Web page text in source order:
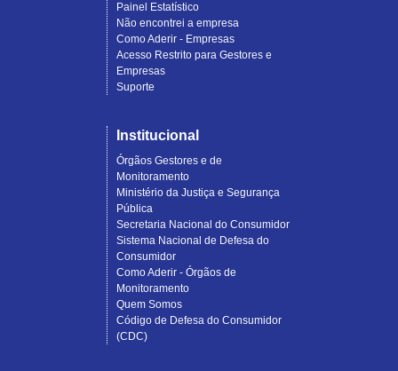
Painel Estatístico
Não encontrei a empresa
Como Aderir - Empresas
Acesso Restrito para Gestores e
Empresas
Suporte
Institucional
Órgãos Gestores e de
Monitoramento
Ministério da Justiça e Segurança
Pública
Secretaria Nacional do Consumidor
Sistema Nacional de Defesa do
Consumidor
Como Aderir - Órgãos de
Monitoramento
Quem Somos
Código de Defesa do Consumidor
(CDC)